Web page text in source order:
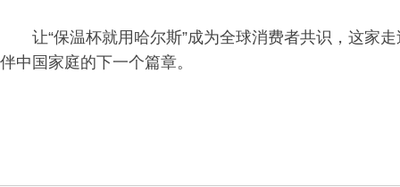
让“保温杯就用哈尔斯”成为全球消费者共识，这家
伴中国家庭的下一个篇章。